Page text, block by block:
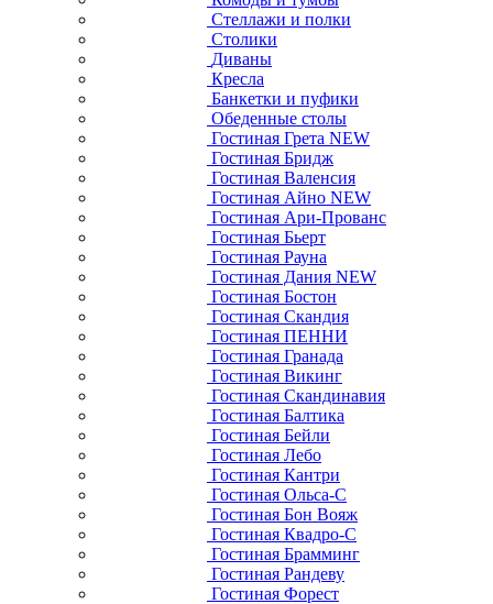
Стеллажи и полки
Столики
Диваны
Кресла
Банкетки и пуфики
Обеденные столы
Гостиная Грета NEW
Гостиная Бридж
Гостиная Валенсия
Гостиная Айно NEW
Гостиная Ари-Прованс
Гостиная Бьерт
Гостиная Рауна
Гостиная Дания NEW
Гостиная Бостон
Гостиная Скандия
Гостиная ПЕННИ
Гостиная Гранада
Гостиная Викинг
Гостиная Скандинавия
Гостиная Балтика
Гостиная Бейли
Гостиная Лебо
Гостиная Кантри
Гостиная Ольса-С
Гостиная Бон Вояж
Гостиная Квадро-С
Гостиная Брамминг
Гостиная Рандеву
Гостиная Форест